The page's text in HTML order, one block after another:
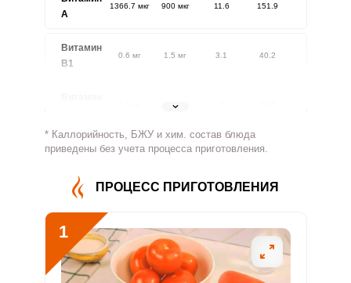
A
1366.7 мкг 900 мкг 11.6 151.9
Витамин
В1
0.6 мг 1.5 мг 3.1 40.2
1.8 мг
Витамин
22.3 мг 500 мг 0.3 4.5
Витамин
В5
Витамин
В6
1.2 мг 2 мг 57.9
* Каллорийность, БЖУ и хим. состав блюда
приведены без учета процесса приготовления.
ПРОЦЕСС ПРИГОТОВЛЕНИЯ
1